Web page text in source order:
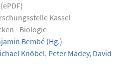
Kassel
- Biologie
Bembé (Hg.)
Knöbel, Peter Madey, David